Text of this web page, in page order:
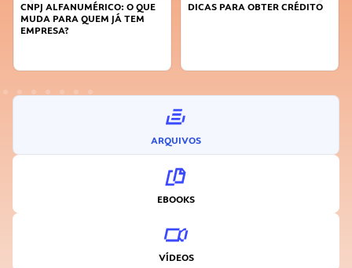
CNPJ ALFANUMÉRICO: O QUE
MUDA PARA QUEM JÁ TEM
EMPRESA?
DICAS PARA OBTER CRÉDITO
ARQUIVOS
EBOOKS
VÍDEOS